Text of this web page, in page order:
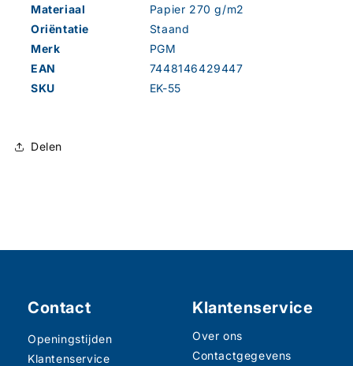
Materiaal
Papier 270 g/m2
Oriëntatie
Staand
Merk
PGM
EAN
7448146429447
SKU
EK-55
Delen
Contact
Openingstijden
Klantenservice
Klantenservice
Over ons
Contactgegevens